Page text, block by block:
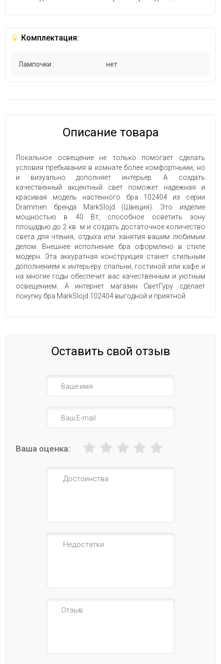
Комплектация:
Лампочки : нет
Описание товара
Локальное освещение не только помогает сделать
условия пребывания в комнате более комфортными, но
и визуально дополняет интерьер. А создать
качественный акцентный свет поможет надежная и
красивая модель настенного бра 102404 из серии
Drammen бренда MarkSlojd (Швеция). Это изделие
мощностью в 40 Вт, способное осветить зону
площадью до 2 кв. м и создать достаточное количество
света для чтения, отдыха или занятия вашим любимым
делом. Внешнее исполнение бра оформлено в стиле
модерн. Эта аккуратная конструкция станет стильным
дополнением к интерьеру спальни, гостиной или кафе и
на многие годы обеспечит вас качественным и уютным
освещением. А интернет магазин СветГуру сделает
покупку бра MarkSlojd 102404 выгодной и приятной.
Оставить свой отзыв
Ваша оценка: